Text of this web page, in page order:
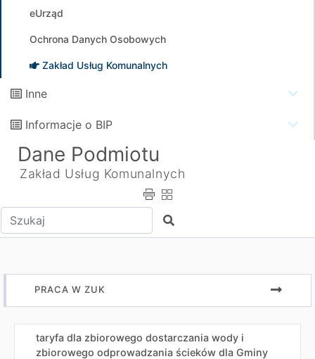
eUrząd
Ochrona Danych Osobowych
Zakład Usług Komunalnych
Inne
Informacje o BIP
Dane Podmiotu
Zakład Usług Komunalnych
Wpisz tekst do wyszukania Szukaj
PRACA W ZUK
taryfa dla zbiorowego dostarczania wody i
zbiorowego odprowadzania ścieków dla Gminy